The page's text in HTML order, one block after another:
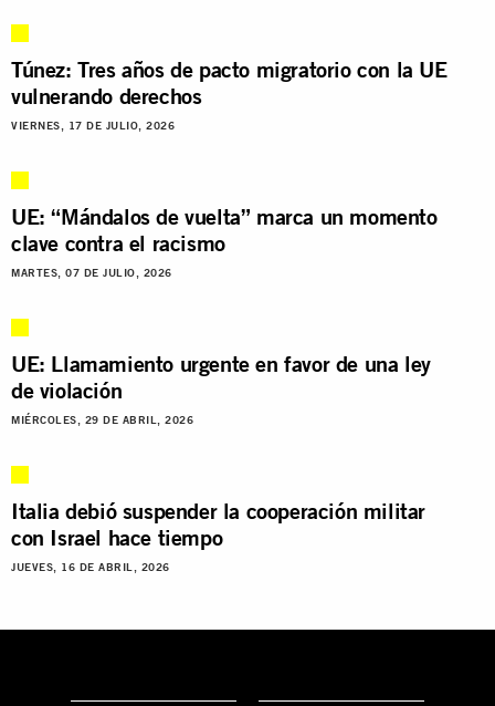
Túnez: Tres años de pacto migratorio con la UE
vulnerando derechos
VIERNES, 17 DE JULIO, 2026
UE: “Mándalos de vuelta” marca un momento
clave contra el racismo
MARTES, 07 DE JULIO, 2026
UE: Llamamiento urgente en favor de una ley
de violación
MIÉRCOLES, 29 DE ABRIL, 2026
Italia debió suspender la cooperación militar
con Israel hace tiempo
JUEVES, 16 DE ABRIL, 2026